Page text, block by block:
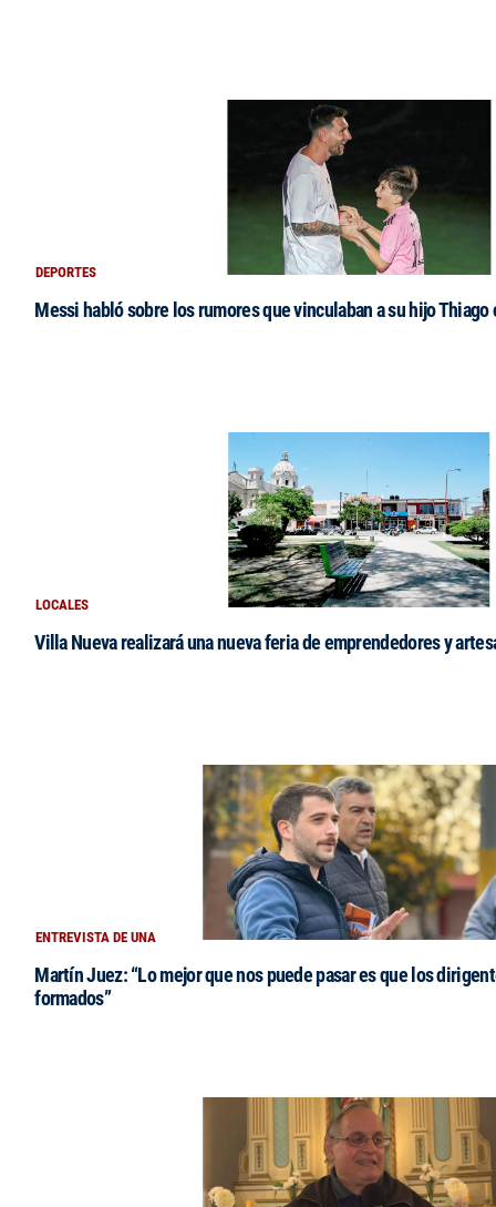
DEPORTES
Messi habló sobre los rumores que vinculaban a su hijo Thiago
LOCALES
Villa Nueva realizará una nueva feria de emprendedores y
ENTREVISTA DE UNA
Martín Juez: “Lo mejor que nos puede pasar es que los
formados”